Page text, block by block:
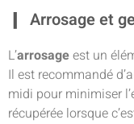
Arrosage et
L’arrosageest un
Il est recommandé
midi pour minimiser
récupérée lorsque